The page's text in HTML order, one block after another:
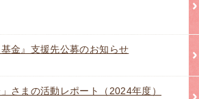
基金』支援先公募のお知らせ
さまの活動レポート（2024年度）